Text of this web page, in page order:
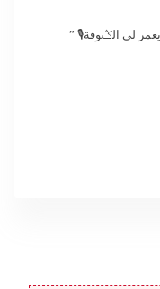
لي الݣوفة🎙️ ”